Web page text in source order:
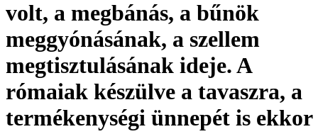
volt, a megbánás, a bűnök
meggyónásának, a szellem
megtisztulásának ideje. A
rómaiak készülve a tavaszra, a
termékenységi ünnepét is ekkor